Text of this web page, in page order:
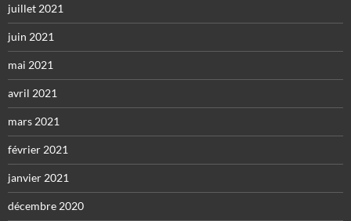
juillet 2021
juin 2021
mai 2021
avril 2021
mars 2021
février 2021
janvier 2021
décembre 2020